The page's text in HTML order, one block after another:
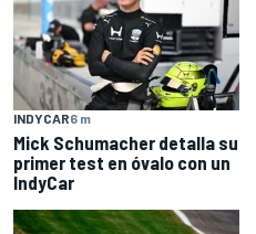
INDYCAR6 m
Mick Schumacher detalla su
primer test en óvalo con un
IndyCar